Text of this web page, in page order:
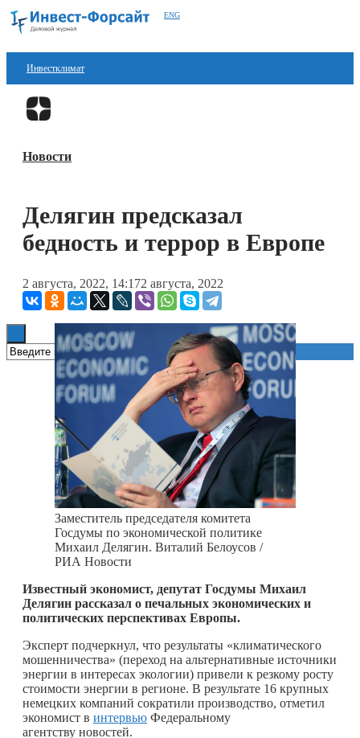
ENG
Инвестклимат
Финансы
Блокчейн
Технологии
Книги
Новости
Делягин предсказал
бедность и террор в Европе
2 августа, 2022, 14:172 августа, 2022
Заместитель председателя комитета
Госдумы по экономической политике
Михаил Делягин. Виталий Белоусов /
РИА Новости
Известный экономист, депутат Госдумы Михаил
Делягин рассказал о печальных экономических и
политических перспективах Европы.
Эксперт подчеркнул, что результаты «климатического
мошенничества» (переход на альтернативные источники
энергии в интересах экологии) привели к резкому росту
стоимости энергии в регионе. В результате 16 крупных
немецких компаний сократили производство, отметил
экономист в интервью Федеральному
агентству новостей.